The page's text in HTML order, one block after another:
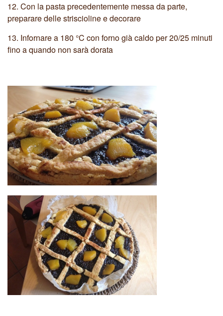
12. Con la pasta precedentemente messa da parte,
preparare delle striscioline e decorare
13. Infornare a 180 °C con forno già caldo per 20/25 minuti
fino a quando non sarà dorata